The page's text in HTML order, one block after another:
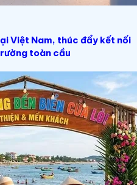
Việt Nam, thúc đẩy kết nối
toàn cầu